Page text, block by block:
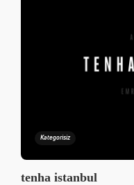
Kategorisiz
tenha istanbul